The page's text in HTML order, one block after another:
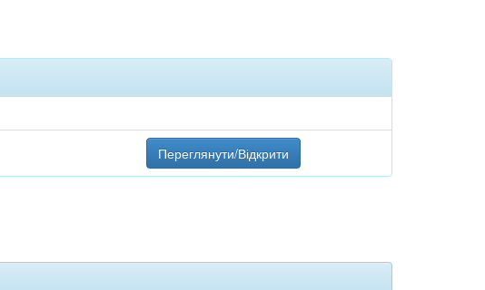
Переглянути/Відкрити